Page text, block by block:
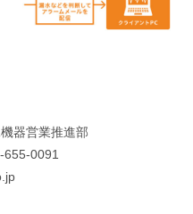
器営業推進部
0091